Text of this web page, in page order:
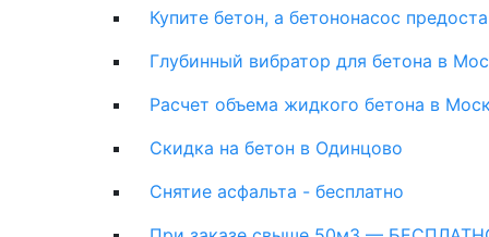
Купите бетон, а бетононасос
Глубинный вибратор для бетона в
Расчет объема жидкого бетона в
Скидка на бетон в Одинцово
Снятие асфальта - бесплатно